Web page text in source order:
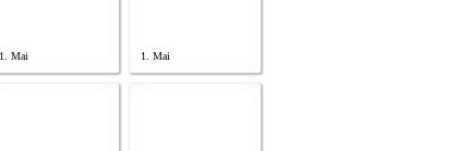
1. Mai 1. Mai